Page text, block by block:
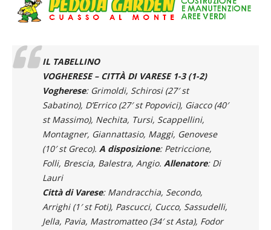
IL TABELLINO
VOGHERESE – CITTÀ DI VARESE 1-3 (1-2)
Vogherese: Grimoldi, Schirosi (27′ st
Sabatino), D’Errico (27′ st Popovici), Giacco (40′
st Massimo), Nechita, Tursi, Scappellini,
Montagner, Giannattasio, Maggi, Genovese
(10′ st Greco). A disposizione: Petriccione,
Folli, Brescia, Balestra, Angio. Allenatore: Di
Lauri
Città di Varese: Mandracchia, Secondo,
Arrighi (1′ st Foti), Pascucci, Cucco, Sassudelli,
Jella, Pavia, Mastromatteo (34′ st Asta), Fodor